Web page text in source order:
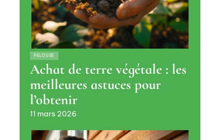
PELOUSE
Achat de terre végétale : les
meilleures astuces pour
l’obtenir
11 mars 2026